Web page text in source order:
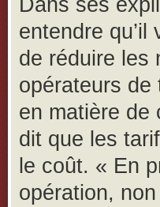
Dans ses
entendre
de réduire les
opérateurs de
en matière de
dit que les
le coût. « En
opération,